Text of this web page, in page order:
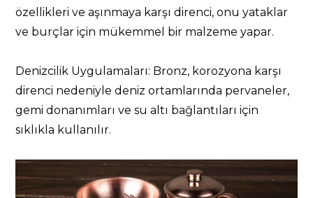
özellikleri ve aşınmaya karşı direnci, onu yataklar
ve burçlar için mükemmel bir malzeme yapar.
Denizcilik Uygulamaları: Bronz, korozyona karşı
direnci nedeniyle deniz ortamlarında pervaneler,
gemi donanımları ve su altı bağlantıları için
sıklıkla kullanılır.